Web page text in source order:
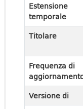
Estensione
temporale
Titolare
Frequenza di
Versione di